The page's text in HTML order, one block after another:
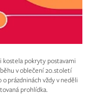
kostela pokryty postavami
v oblečení 20.století
prázdninách vždy v neděli
prohlídka.